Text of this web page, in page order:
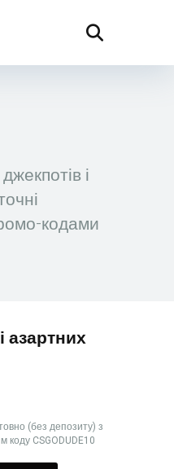
і
кодами
азартних
(без депозиту) з
коду CSGODUDE10